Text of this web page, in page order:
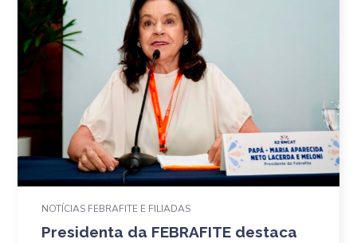
NOTÍCIAS FEBRAFITE E FILIADAS
Presidenta da FEBRAFITE destaca